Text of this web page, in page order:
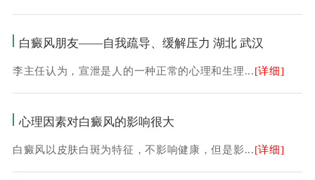
白癜风朋友——自我疏导、缓解压力 湖北 武汉
李主任认为，宣泄是人的一种正常的心理和生理...[详细]
心理因素对白癜风的影响很大
白癜风以皮肤白斑为特征，不影响健康，但是影...[详细]